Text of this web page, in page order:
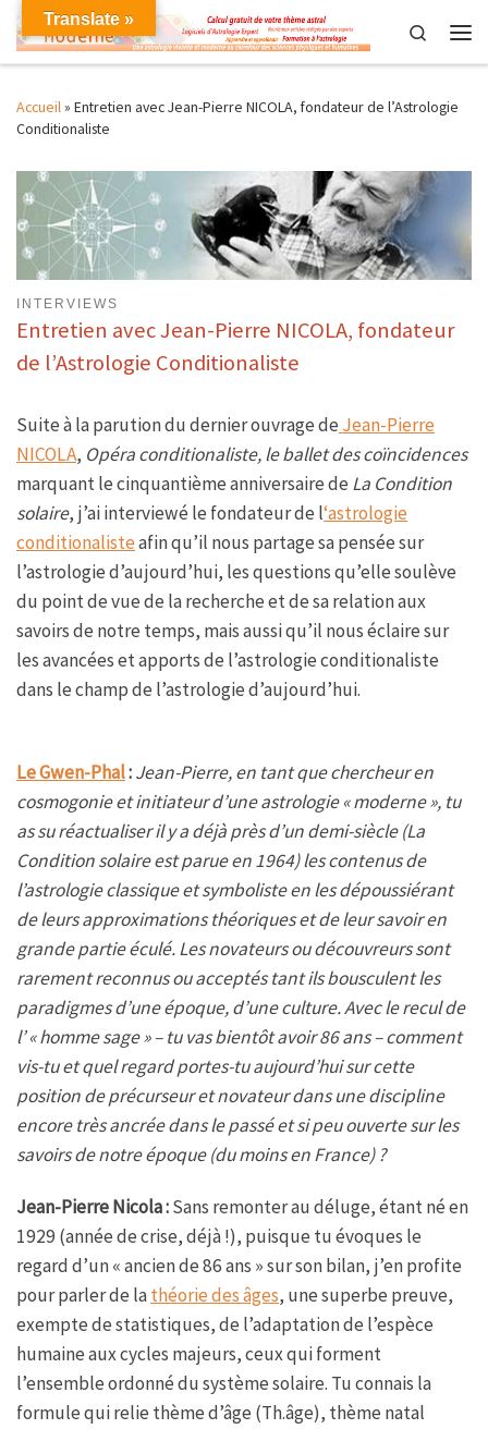
Skip to content
Search
Accueil» Entretien avec Jean-Pierre NICOLA, fondateur de l’Astrologie
Conditionaliste
INTERVIEWS
Entretien avec Jean-Pierre NICOLA, fondateur
de l’Astrologie Conditionaliste
Suite à la parution du dernier ouvrage deJean-Pierre
NICOLA, Opéra conditionaliste, le ballet des coïncidences
marquant le cinquantième anniversaire deLa Condition
solaire, j’ai interviewé le fondateur de l‘astrologie
conditionalisteafin qu’il nous partage sa pensée sur
l’astrologie d’aujourd’hui, les questions qu’elle soulève
du point de vue de la recherche et de sa relation aux
savoirs de notre temps, mais aussi qu’il nous éclaire sur
les avancées et apports de l’astrologie conditionaliste
dans le champ de l’astrologie d’aujourd’hui.
Le Gwen-Phal:Jean-Pierre, en tant que chercheur en
cosmogonie et initiateur d’une astrologie « moderne », tu
as su réactualiser il y a déjà près d’un demi-siècle (La
Condition solaireest parue en 1964) les contenus de
l’astrologie classique et symboliste en les dépoussiérant
de leurs approximations théoriques et de leur savoir en
grande partie éculé. Les novateurs ou découvreurs sont
rarement reconnus ou acceptés tant ils bousculent les
paradigmes d’une époque, d’une culture. Avec le recul de
l’ « homme sage » – tu vas bientôt avoir 86 ans – comment
vis-tu et quel regard portes-tu aujourd’hui sur cette
position de précurseur et novateur dans une discipline
encore très ancrée dans le passé et si peu ouverte sur les
savoirs de notre époque (du moins en France) ?
Jean-Pierre Nicola :Sans remonter au déluge, étant né en
1929 (année de crise, déjà !), puisque tu évoques le
regard d’un « ancien de 86 ans » sur son bilan, j’en profite
pour parler de lathéorie des âges, une superbe preuve,
exempte de statistiques, de l’adaptation de l’espèce
humaine aux cycles majeurs, ceux qui forment
l’ensemble ordonné du système solaire. Tu connais la
formule qui relie thème d’âge (Th.âge), thème natal
Translate »